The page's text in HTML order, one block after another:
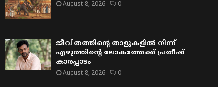
August 8, 2026 0
ജീവിതത്തിന്റെ താളുകളിൽ നിന്ന്
എഴുത്തിന്റെ ലോകത്തേക്ക് പ്രതീഷ്
കാരപ്പാടം
August 8, 2026 0